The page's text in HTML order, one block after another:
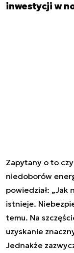
inwestycji w
Zapytany o to
niedoborów
powiedział:
istnieje.
temu. Na
uzyskanie
Jednakże